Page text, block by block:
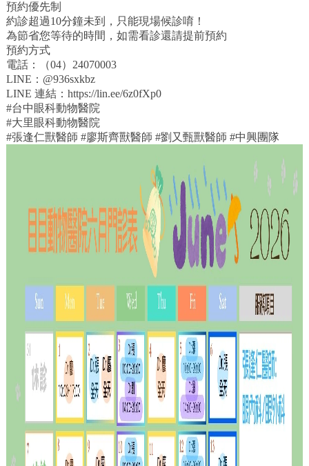
預約優先制
約診超過10分鐘未到，只能現場候診唷！
為節省您等待的時間，如需看診還請提前預約
預約方式
電話：（04）24070003
LINE：@936sxkbz
LINE 連結： https://lin.ee/6z0fXp0
#台中眼科動物醫院
#大里眼科動物醫院
#張逢仁獸醫師 #廖斯齊獸醫師 #劉又甄獸醫師 #中興團隊